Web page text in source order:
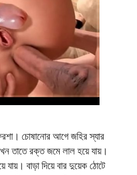
চোষানোর আগে জহির স্যার
তাতে রক্ত জমে লাল হয়ে যায়।
যায়। বাড়া দিয়ে বার দুয়েক ঠোটে